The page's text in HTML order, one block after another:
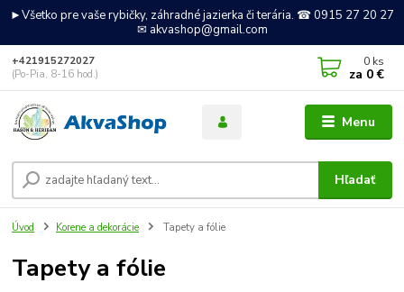
►Všetko pre vaše rybičky, záhradné jazierka či terária. ☎ 0915 27 20 27
✉ akvashop@gmail.com
Menu
Hľadať
+421915272027
(Po-Pia, 8-16 hod.)
0 ks
za 0 €
Úvod Korene a dekorácie Tapety a fólie
Tapety a fólie